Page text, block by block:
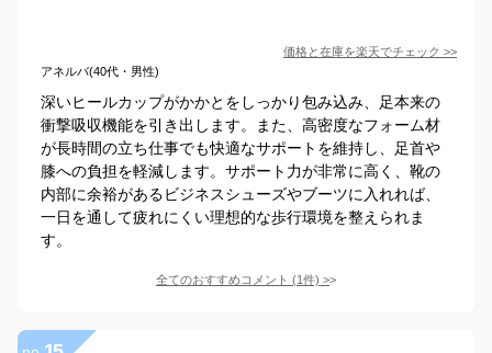
価格と在庫を楽天でチェック >>
アネルバ(40代・男性)
深いヒールカップがかかとをしっかり包み込み、足本来の
衝撃吸収機能を引き出します。また、高密度なフォーム材
が長時間の立ち仕事でも快適なサポートを維持し、足首や
膝への負担を軽減します。サポート力が非常に高く、靴の
内部に余裕があるビジネスシューズやブーツに入れれば、
一日を通して疲れにくい理想的な歩行環境を整えられま
す。
全てのおすすめコメント (1件) >